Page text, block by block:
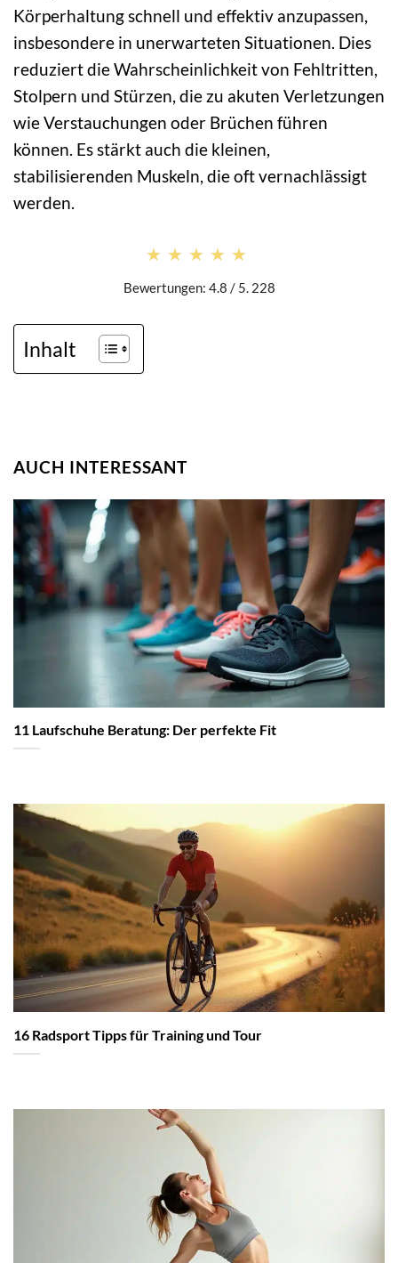
Körperhaltung schnell und effektiv anzupassen,
insbesondere in unerwarteten Situationen. Dies
reduziert die Wahrscheinlichkeit von Fehltritten,
Stolpern und Stürzen, die zu akuten Verletzungen
wie Verstauchungen oder Brüchen führen
können. Es stärkt auch die kleinen,
stabilisierenden Muskeln, die oft vernachlässigt
werden.
★★★★★
★★★★★
Bewertungen: 4.8 / 5. 228
Inhalt
AUCH INTERESSANT
11 Laufschuhe Beratung: Der perfekte Fit
16 Radsport Tipps für Training und Tour